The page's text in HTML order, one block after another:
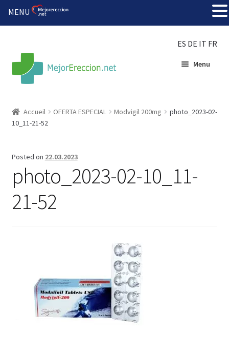
ES DE IT FR
Menu
Roue de la fortune
Organiser une fête
Solution bon marché
Súper amantes
Comment choisir?
Base de données de produits
Accueil OFERTA ESPECIAL Modvigil 200mg
photo_2023-02-
10_11-21-52
Posted on 22.03.2023
photo_2023-02-10_11-
21-52
MENU